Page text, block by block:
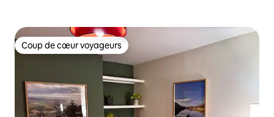
Coup de cœur voyageurs
Coup de cœur voyageurs